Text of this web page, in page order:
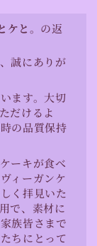
と。 の返
誠にありが
ます。大切
だけるよ
の品質保持
ーキが食べ
ィーガンケ
く拝見いた
で、素材に
族皆さまで
ちにとって